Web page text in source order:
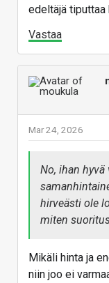
edeltäjä tiputtaa
Vastaa
Mar 24, 2026
No, ihan hyvä
hirveästi ole
miten
Mikäli hinta ja
niin joo ei